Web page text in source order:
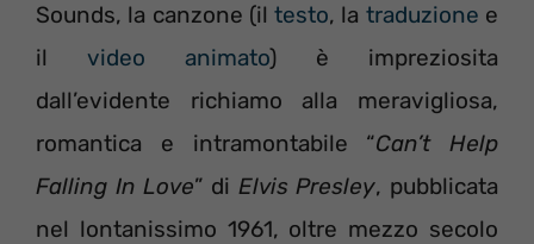
Sounds, la canzone (iltesto, la traduzione e
il video animato) è impreziosita
dall’evidente richiamo alla meravigliosa,
romantica e intramontabile “Can’t Help
Falling In Love” di Elvis Presley, pubblicata
nel lontanissimo 1961, oltre mezzo secolo